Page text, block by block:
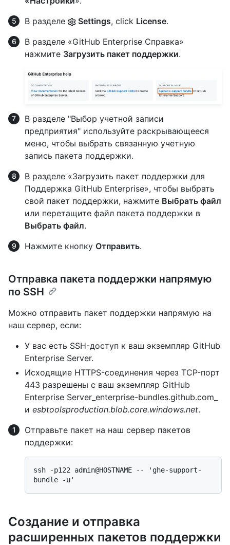
В разделе
Settings, click License.
В разделе «GitHub Enterprise Справка»
нажмите Загрузить пакет поддержки.
В разделе "Выбор учетной записи
предприятия" используйте раскрывающееся
меню, чтобы выбрать связанную учетную
запись пакета поддержки.
В разделе «Загрузить пакет поддержки для
Поддержка GitHub Enterprise», чтобы выбрать
свой пакет поддержки, нажмите Выбрать файл
или перетащите файл пакета поддержки в
Выбрать файл.
Нажмите кнопку Отправить.
Отправка пакета поддержки напрямую
по SSH
Можно отправить пакет поддержки напрямую на
наш сервер, если:
У вас есть SSH-доступ к ваш экземпляр GitHub
Enterprise Server.
Исходящие HTTPS-соединения через TCP-порт
443 разрешены с ваш экземпляр GitHub
Enterprise Server_enterprise-bundles.github.com_
и esbtoolsproduction.blob.core.windows.net.
Отправьте пакет на наш сервер пакетов
поддержки:
ssh -p122 admin@HOSTNAME -- 'ghe-support-
Создание и отправка
расширенных пакетов поддержки